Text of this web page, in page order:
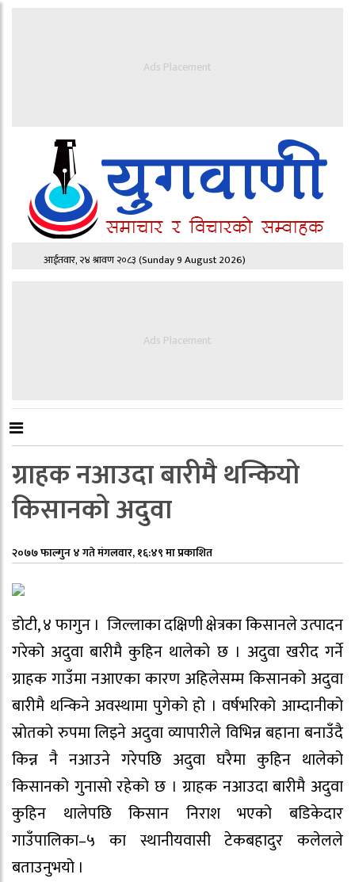
Ads Placement
आईतवार, २४ श्रावण २०८३(Sunday 9 August 2026)
Ads Placement
ग्राहक नआउदा बारीमै थन्कियो
किसानको अदुवा
२०७७ फाल्गुन ४ गते मंगलवार, १६:४९ मा प्रकाशित
डोटी, ४ फागुन । जिल्लाका दक्षिणी क्षेत्रका किसानले उत्पादन
गरेको अदुवा बारीमै कुहिन थालेको छ । अदुवा खरीद गर्ने
ग्राहक गाउँमा नआएका कारण अहिलेसम्म किसानको अदुवा
बारीमै थन्किने अवस्थामा पुगेको हो । वर्षभरिको आम्दानीको
स्रोतको रुपमा लिइने अदुवा व्यापारीले विभिन्न बहाना बनाउँदै
किन्न नै नआउने गरेपछि अदुवा घरैमा कुहिन थालेको
किसानको गुनासो रहेको छ । ग्राहक नआउदा बारीमै अदुवा
कुहिन थालेपछि किसान निराश भएको बडिकेदार
गाउँपालिका–५ का स्थानीयवासी टेकबहादुर कलेलले
बताउनुभयो ।